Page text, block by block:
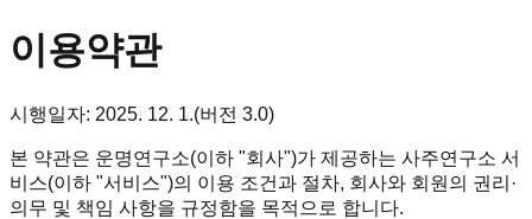
이용약관
시행일자: 2025. 12. 1.(버전 3.0)
본 약관은 운명연구소(이하 "회사")가 제공하는 사주연구소 서
비스(이하 "서비스")의 이용 조건과 절차, 회사와 회원의 권리·
의무 및 책임 사항을 규정함을 목적으로 합니다.